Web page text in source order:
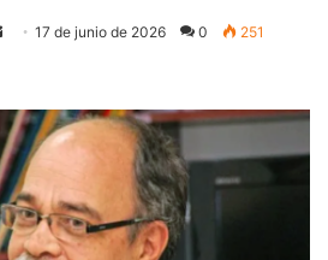
Send17 de junio de 2026 0 251